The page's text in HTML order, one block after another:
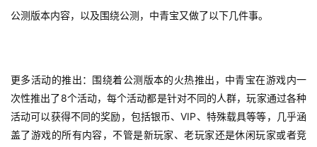
游
茶
原
公测版本内容，以及围绕公测，中青宝又做了以下几件事。
更多活动的推出：围绕着公测版本的火热推出，中青宝在游戏内一
次性推出了 8个活动，每个活动都是针对不同的人群，玩家通过各种
活动可以获得不同的奖励，包括银币、VIP 、特殊载具等等，几乎涵
盖了游戏的所有内容，不管是新玩家、老玩家还是休闲玩家或者竞